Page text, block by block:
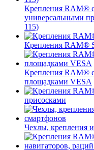
Крепления RAM®
универсальными
115)
Крепления RAM®
Крепления RAM®
площадками VESA
присосками
Чехлы, крепления